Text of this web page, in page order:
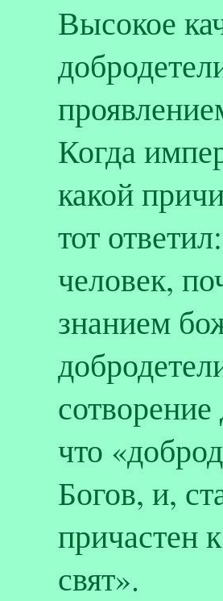
Высокое
Когда
какой
тот
человек,
знанием
что
Богов, и,
причастен
свят».